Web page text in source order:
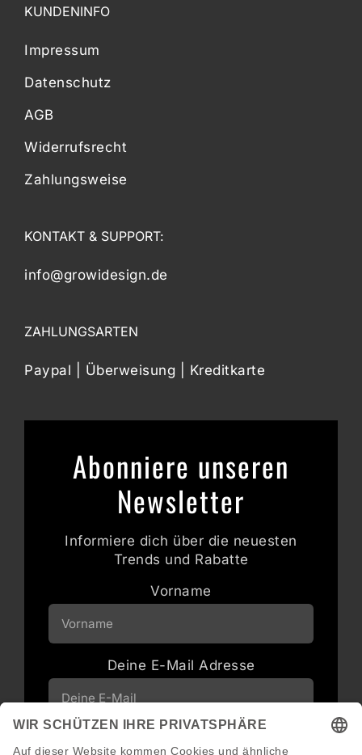
KUNDENINFO
Impressum
Datenschutz
AGB
Widerrufsrecht
Zahlungsweise
KONTAKT & SUPPORT:
info@growidesign.de
ZAHLUNGSARTEN
Paypal | Überweisung | Kreditkarte
Abonniere unseren
Newsletter
Informiere dich über die neuesten
Trends und Rabatte
Vorname
Deine E-Mail Adresse